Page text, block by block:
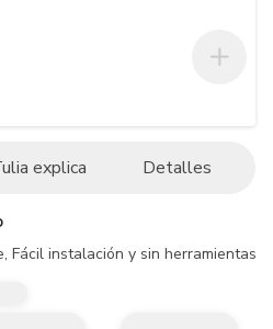
explica Detalles
Fácil instalación y sin